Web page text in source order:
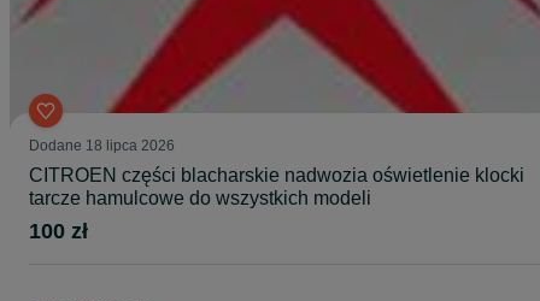
Dodane 18 lipca 2026
CITROEN części blacharskie nadwozia oświetlenie klocki
tarcze hamulcowe do wszystkich modeli
100 zł